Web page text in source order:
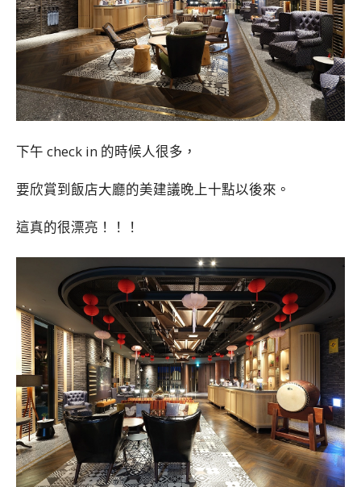
下午 check in 的時候人很多，
要欣賞到飯店大廳的美建議晚上十點以後來。
這真的很漂亮！！！